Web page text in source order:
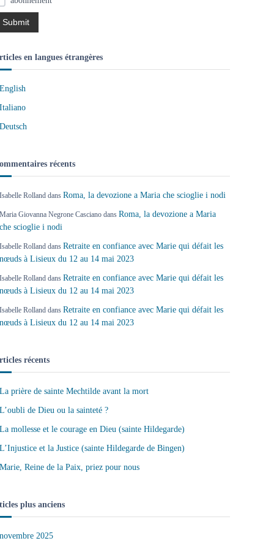
en langues étrangères
English
Italiano
Deutsch
récents
Isabelle Rolland dansRoma, la devozione a Maria che scioglie i nodi
Maria Giovanna Negrone Casciano dansRoma, la devozione a Maria
che scioglie i nodi
Isabelle Rolland dansRetraite en confiance avec Marie qui défait les
nœuds à Lisieux du 12 au 14 mai 2023
Isabelle Rolland dansRetraite en confiance avec Marie qui défait les
nœuds à Lisieux du 12 au 14 mai 2023
Isabelle Rolland dansRetraite en confiance avec Marie qui défait les
nœuds à Lisieux du 12 au 14 mai 2023
récents
La prière de sainte Mechtilde avant la mort
L’oubli de Dieu ou la sainteté ?
La mollesse et le courage en Dieu (sainte Hildegarde)
L’Injustice et la Justice (sainte Hildegarde de Bingen)
Marie, Reine de la Paix, priez pour nous
plus anciens
novembre 2025